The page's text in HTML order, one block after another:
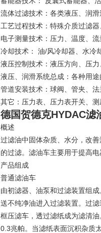
流体过滤技术：各类液压、润
工艺过程技术：特殊介质过滤器
电子测量技术：压力、温度、
冷却技术： 油/风冷却器、水冷
液压控制技术：液压方向、压力
液压、润滑系统总成：各种用
管道安装技术：球阀、管夹、
其它：压力表、压力表开关、
德国贺德克HYDAC滤
概述
过滤油中固体杂质、水分，改
的过滤。滤油车主要用于提高
产品组成
普通滤油车
由初滤器、油泵和过滤装置组
送不纯净油进入过滤装置。过
框压滤车，透过滤纸成为滤清
0.3兆帕。当滤纸表面沉积杂质